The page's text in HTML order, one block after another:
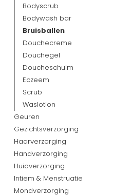
Bodyscrub
Bodywash bar
Bruisballen
Douchecreme
Douchegel
Doucheschuim
Eczeem
Scrub
Waslotion
Geuren
Gezichtsverzorging
Haarverzorging
Handverzorging
Huidverzorging
Intiem & Menstruatie
Mondverzorging